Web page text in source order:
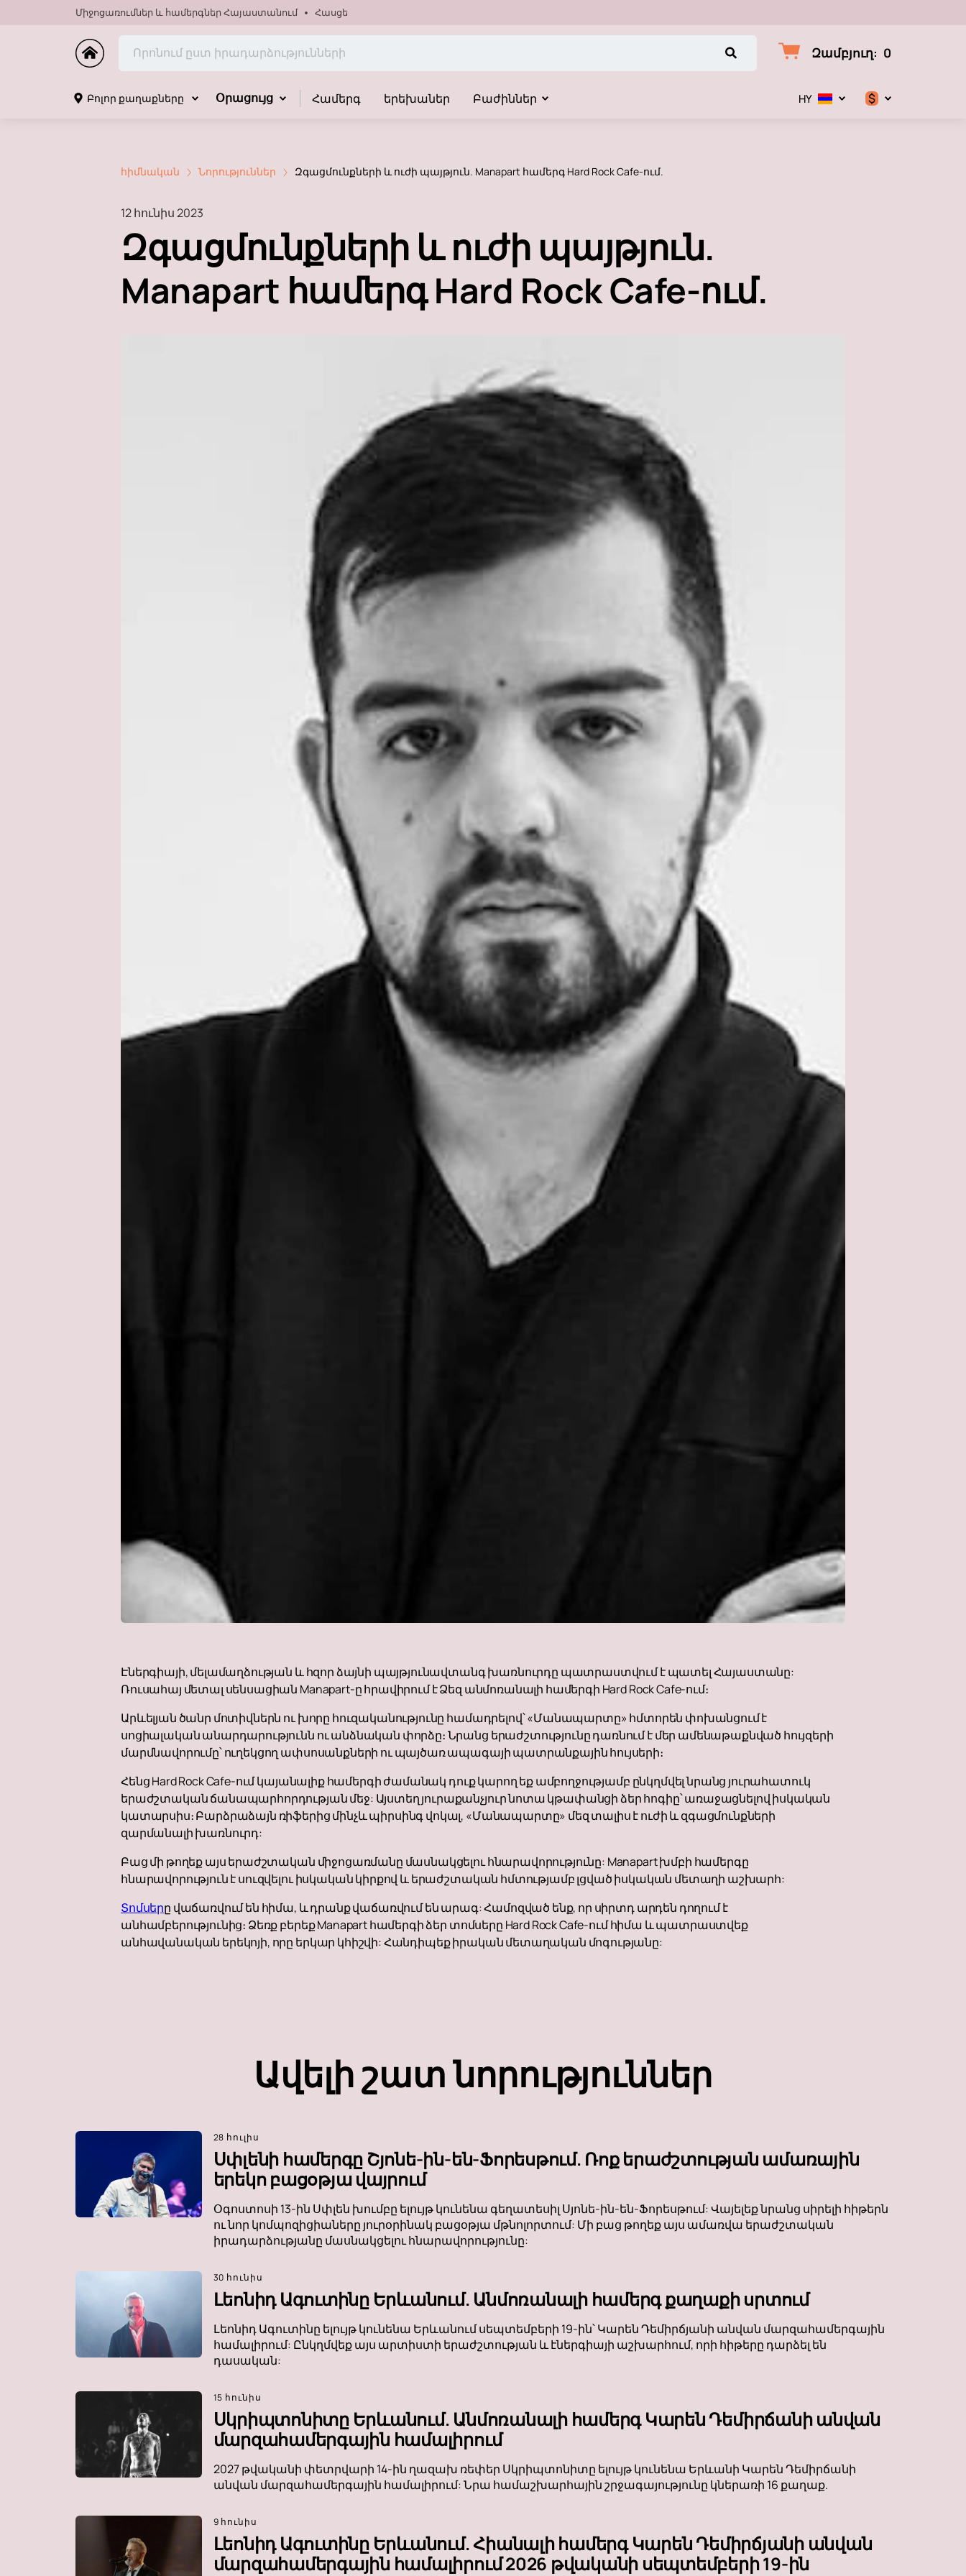
Միջոցառումներ և համերգներ Հայաստանում Հասցե
Զամբյուղ: 0
Բոլոր քաղաքները Օրացույց Համերգ երեխաներ Բաժիններ HY $
հիմնական Նորություններ Զգացմունքների և ուժի պայթյուն. Manapart համերգ Hard Rock Cafe-ում.
12 հունիս 2023
Զգացմունքների և ուժի պայթյուն.
Manapart համերգ Hard Rock Cafe-ում.
Էներգիայի, մելամաղձության և հզոր ձայնի պայթյունավտանգ խառնուրդը պատրաստվում է պատել Հայաստանը:
Ռուսահայ մետալ սենսացիան Manapart-ը հրավիրում է Ձեզ անմոռանալի համերգի Hard Rock Cafe-ում։
Արևելյան ծանր մոտիվներն ու խորը հուզականությունը համադրելով՝ «Մանապարտը» հմտորեն փոխանցում է
սոցիալական անարդարությունն ու անձնական փորձը։ Նրանց երաժշտությունը դառնում է մեր ամենաթաքնված հույզերի
մարմնավորումը՝ ուղեկցող ափսոսանքների ու պայծառ ապագայի պատրանքային հույսերի։
Հենց Hard Rock Cafe-ում կայանալիք համերգի ժամանակ դուք կարող եք ամբողջությամբ ընկղմվել նրանց յուրահատուկ
երաժշտական ​​ճանապարհորդության մեջ: Այստեղ յուրաքանչյուր նոտա կթափանցի ձեր հոգիը՝ առաջացնելով իսկական
կատարսիս։ Բարձրաձայն ռիֆերից մինչև պիրսինգ վոկալ, «Մանապարտը» մեզ տալիս է ուժի և զգացմունքների
զարմանալի խառնուրդ:
Բաց մի թողեք այս երաժշտական ​​միջոցառմանը մասնակցելու հնարավորությունը: Manapart խմբի համերգը
հնարավորություն է սուզվելու իսկական կիրքով և երաժշտական ​​հմտությամբ լցված իսկական մետաղի աշխարհ:
Տոմսերը վաճառվում են հիմա, և դրանք վաճառվում են արագ: Համոզված ենք, որ սիրտդ արդեն դողում է
անհամբերությունից։ Ձեռք բերեք Manapart համերգի ձեր տոմսերը Hard Rock Cafe-ում հիմա և պատրաստվեք
անհավանական երեկոյի, որը երկար կհիշվի: Հանդիպեք իրական մետաղական մոգությանը:
Ավելի շատ նորություններ
28 հուլիս
Սփլենի համերգը Շյոնե-ին-են-Ֆորեսթում. Ռոք երաժշտության ամառային
երեկո բացօթյա վայրում
Օգոստոսի 13-ին Սփլեն խումբը ելույթ կունենա գեղատեսիլ Սյոնե-ին-են-Ֆորեսթում: Վայելեք նրանց սիրելի հիթերն
ու նոր կոմպոզիցիաները յուրօրինակ բացօթյա մթնոլորտում: Մի բաց թողեք այս ամառվա երաժշտական ​​​​
իրադարձությանը մասնակցելու հնարավորությունը:
30 հունիս
Լեոնիդ Ագուտինը Երևանում. Անմոռանալի համերգ քաղաքի սրտում
Լեոնիդ Ագուտինը ելույթ կունենա Երևանում սեպտեմբերի 19-ին՝ Կարեն Դեմիրճյանի անվան մարզահամերգային
համալիրում: Ընկղմվեք այս արտիստի երաժշտության և էներգիայի աշխարհում, որի հիթերը դարձել են
դասական:
15 հունիս
Սկրիպտոնիտը Երևանում. Անմոռանալի համերգ Կարեն Դեմիրճանի անվան
մարզահամերգային համալիրում
2027 թվականի փետրվարի 14-ին ղազախ ռեփեր Սկրիպտոնիտը ելույթ կունենա Երևանի Կարեն Դեմիրճանի
անվան մարզահամերգային համալիրում: Նրա համաշխարհային շրջագայությունը կներառի 16 քաղաք.
9 հունիս
Լեոնիդ Ագուտինը Երևանում. Հիանալի համերգ Կարեն Դեմիրճյանի անվան
մարզահամերգային համալիրում 2026 թվականի սեպտեմբերի 19-ին